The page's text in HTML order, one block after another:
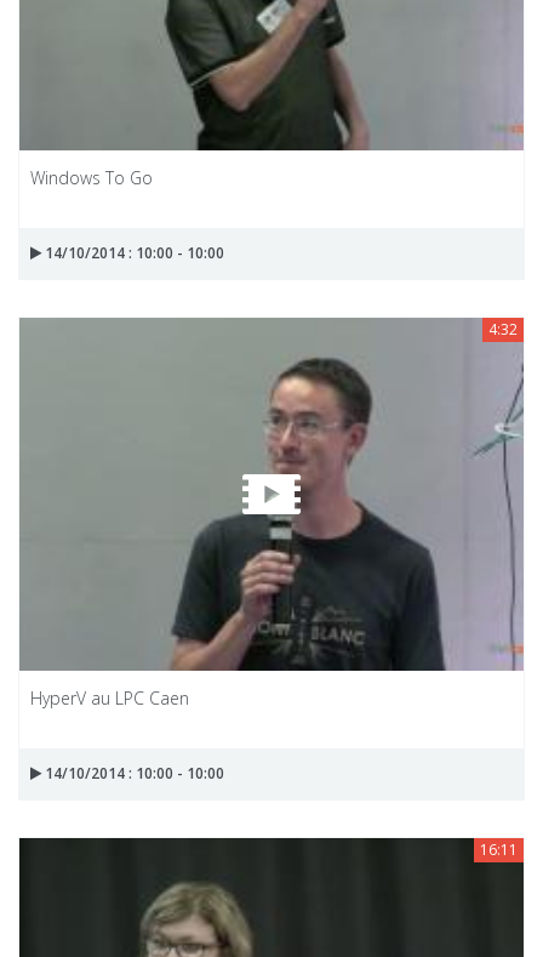
Windows To Go
14/10/2014 : 10:00 - 10:00
4:32
HyperV au LPC Caen
14/10/2014 : 10:00 - 10:00
16:11